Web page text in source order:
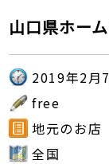
山口県ホー
2019年2月
free
地元のお店
全国